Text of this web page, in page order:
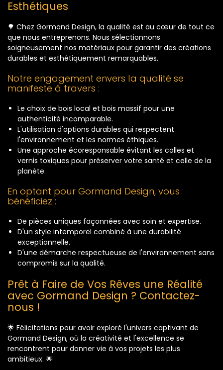
Esthétiques
🌳 Chez Gormand Design, la qualité est au cœur de tout ce
que nous entreprenons. Nous sélectionnons
soigneusement nos matériaux pour garantir des créations
durables et esthétiquement remarquables.
Notre engagement envers la qualité se
manifeste à travers :
Le choix de bois local et bois massif pour une
authenticité incomparable.
L'utilisation d'options durables qui respectent
l'environnement et les normes éthiques.
Une approche écoresponsable évitant les colles et
vernis toxiques pour préserver votre santé et celle de la
planète.
En optant pour Gormand Design, vous
bénéficiez :
De pièces uniques façonnées avec soin et expertise.
D'un style intemporel combiné à une durabilité
exceptionnelle.
D'une démarche respectueuse de l'environnement sans
compromis sur la qualité.
Prêt à Faire de Vos Rêves une Réalité
avec Gormand Design ? Contactez-
nous !
🌟 Félicitations pour avoir exploré l'univers captivant de
Gormand Design, où la créativité et l'excellence se
rencontrent pour donner vie à vos projets les plus
ambitieux. 🌟